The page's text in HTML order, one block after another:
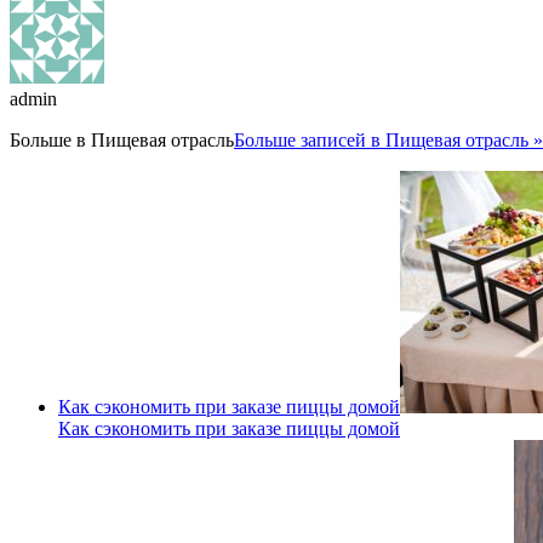
admin
Больше в Пищевая отрасльБольше записей в Пищевая отрасль »
Как сэкономить при заказе пиццы домой
Как сэкономить при заказе пиццы домой